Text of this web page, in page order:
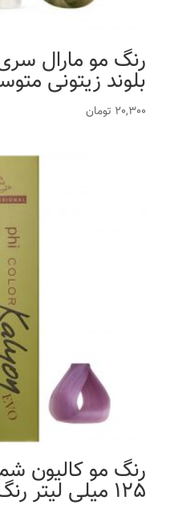
رنگ مو مارال
بلوند زیتونی
20,300 تومان
125 میلی لیتر رنگ یاسی